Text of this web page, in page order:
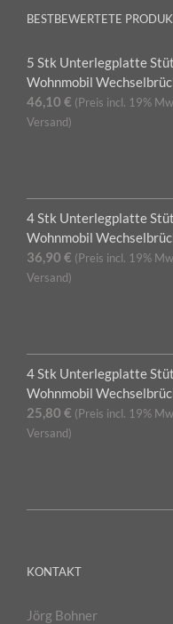
BESTBEWERTETE
5 Stk Unterlegplatte
Wohnmobil
46,10 € (Preis incl. 19%
Versand)
4 Stk Unterlegplatte
Wohnmobil
36,90 € (Preis incl. 19%
Versand)
4 Stk Unterlegplatte
Wohnmobil
25,80 € (Preis incl. 19%
Versand)
KONTAKT
Jörg Bohner